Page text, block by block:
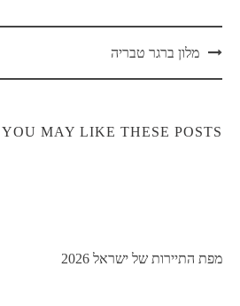
Postמלון ברגר טבריה
YOU MAY LIKE THESE POSTS
מפת התיירות של ישראל 2026